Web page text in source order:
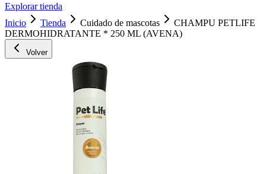
Explorar tienda
Inicio
Tienda Cuidado de mascotas
CHAMPU PETLIFE
DERMOHIDRATANTE * 250 ML (AVENA)
Volver